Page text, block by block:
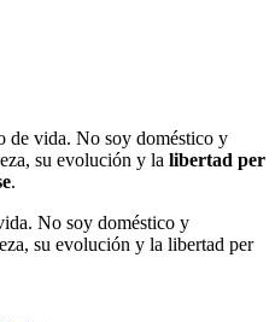
de vida. No soy doméstico y
su evolución y la libertad per
.
No soy doméstico y
su evolución y la libertad per